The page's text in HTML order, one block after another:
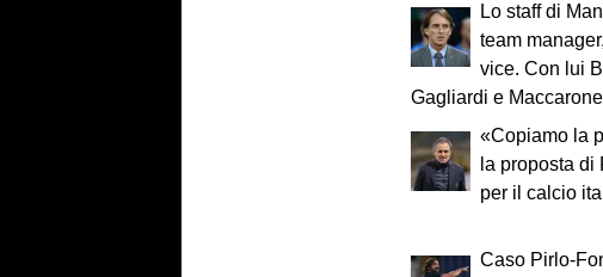
Lo staff di
team
vice. Con lui
Gagliardi e Maccarone
«Copiamo la
la proposta di
per il calcio
Caso Pirlo-